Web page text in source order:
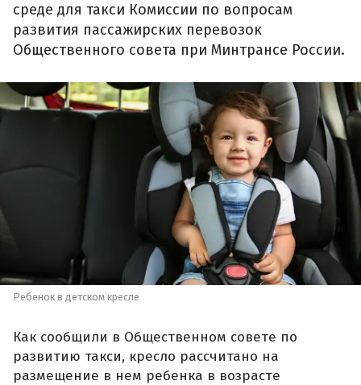
среде для такси Комиссии по вопросам
развития пассажирских перевозок
Общественного совета при Минтрансе России.
Ребенок в детском кресле
Как сообщили в Общественном совете по
развитию такси, кресло рассчитано на
размещение в нем ребенка в возрасте